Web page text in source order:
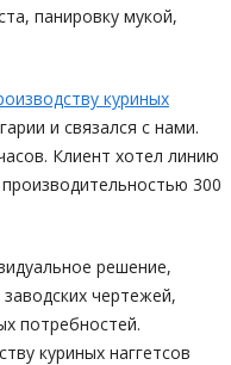
панировку мукой,
куриных
и связался с нами.
Клиент хотел линию
300
решение,
чертежей,
потребностей.
куриных наггетсов